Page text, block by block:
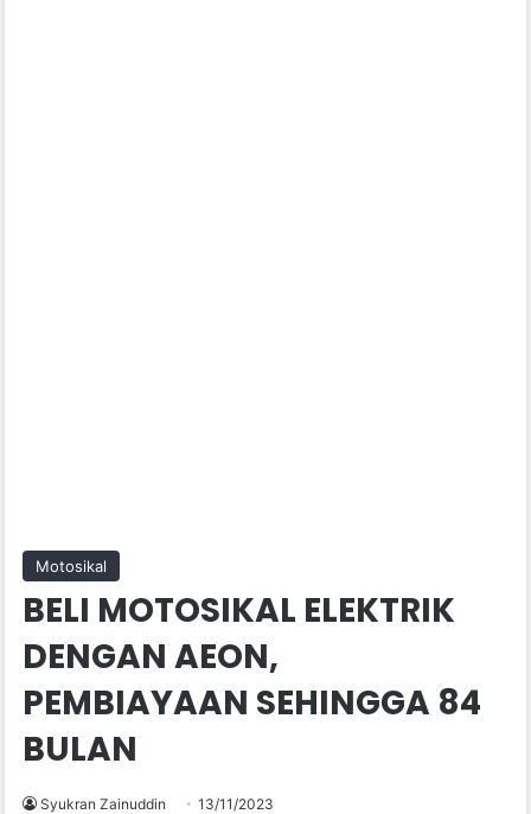
Motosikal
BELI MOTOSIKAL ELEKTRIK
DENGAN AEON,
PEMBIAYAAN SEHINGGA 84
BULAN
Syukran Zainuddin 13/11/2023